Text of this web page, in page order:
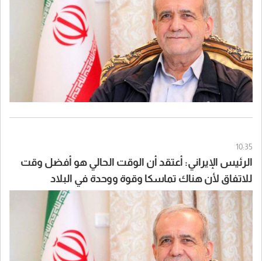
10:35
الرئيس الإيراني: أعتقد أن الوقت الحالي هو أفضل وقت
للاتفاق لأن هناك تماسكا وقوة ووحدة في البلاد